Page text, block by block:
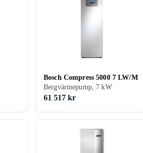
Bosch Compress 5000 7 LW/M
Bergvärmepump, 7 kW
61 517 kr